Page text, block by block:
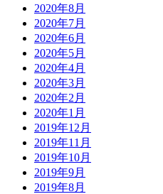
2020年8月
2020年7月
2020年6月
2020年5月
2020年4月
2020年3月
2020年2月
2020年1月
2019年12月
2019年11月
2019年10月
2019年9月
2019年8月